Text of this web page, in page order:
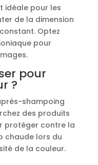
idéale pour les
de la dimension
Optez
pour
pour
?
shampoing
des produits
protéger contre la
chaude lors du
de la couleur.